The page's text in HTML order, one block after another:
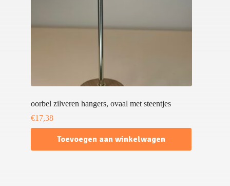
oorbel zilveren hangers, ovaal met steentjes
€17,38
Toevoegen aan winkelwagen